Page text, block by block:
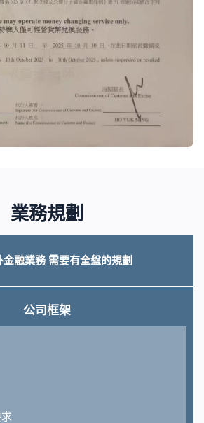
業務規劃
金融業務 需要有全盤的規劃
公司框架